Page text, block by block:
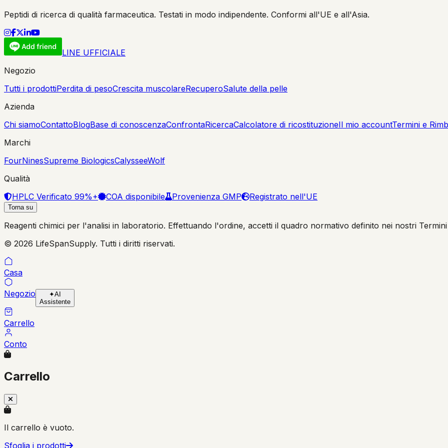
Peptidi di ricerca di qualità farmaceutica. Testati in modo indipendente. Conformi all'UE e all'Asia.
LINE UFFICIALE
Negozio
Tutti i prodottiPerdita di pesoCrescita muscolareRecuperoSalute della pelle
Azienda
Chi siamoContattoBlogBase di conoscenzaConfrontaRicercaCalcolatore di ricostituzioneIl mio accountTermini e
Marchi
FourNinesSupreme BiologicsCalysseeWolf
Qualità
HPLC Verificato 99%+
COA disponibile Provenienza GMP Registrato nell'UE
Torna su
Reagenti chimici per l'analisi in laboratorio. Effettuando l'ordine, accetti il quadro normativo definito nei nostri
© 2026 LifeSpanSupply. Tutti i diritti riservati.
Casa
Negozio ✦AI
Assistente
Carrello
Conto
Carrello
Il carrello è vuoto.
Sfoglia i prodotti